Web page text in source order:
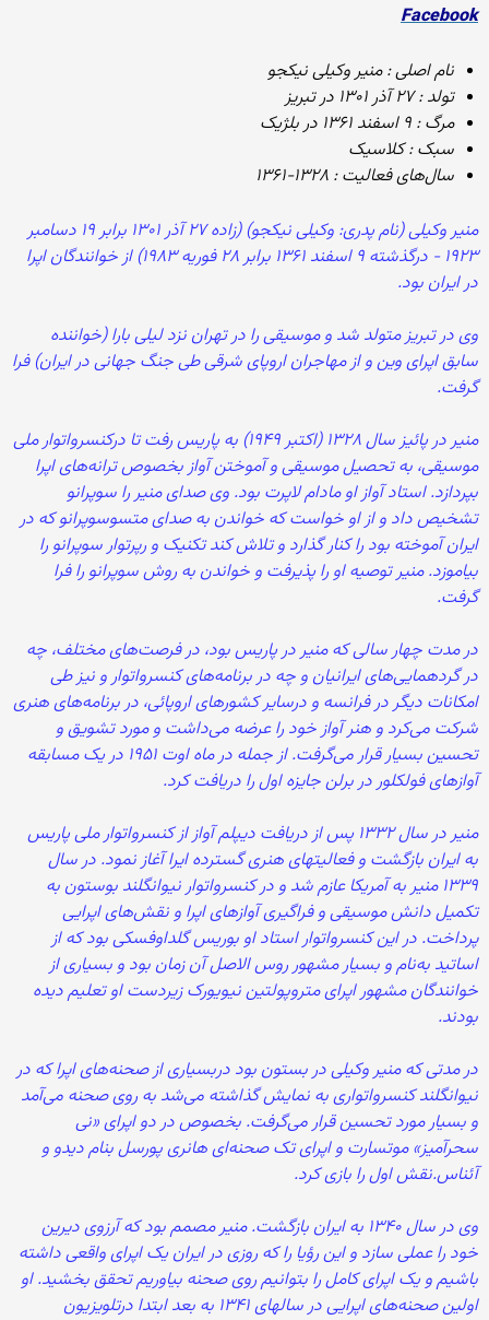
Facebook
نام اصلی : منیر وکیلی نیکجو
تولد : ۲۷ آذر ۱۳۰۱ در تبریز
مرگ : ۹ اسفند ۱۳۶۱ در بلژیک
سبک‌ : کلاسیک
سال‌های فعالیت : ۱۳۲۸-۱۳۶۱
منیر وکیلی (نام پدری: وکیلی نیکجو) (زاده ۲۷ آذر ۱۳۰۱ برابر ۱۹ دسامبر
۱۹۲۳ - درگذشته ۹ اسفند ۱۳۶۱ برابر ۲۸ فوریه ۱۹۸۳) از خوانندگان اپرا
در ایران بود.
وی در تبریز متولد شد و موسیقی را در تهران نزد لیلی بارا (خواننده
سابق اپرای وین و از مهاجران اروپای شرقی طی جنگ جهانی در ایران) فرا
گرفت.
منیر در پائیز سال ۱۳۲۸ (اکتبر ۱۹۴۹) به پاریس رفت تا درکنسرواتوار ملی
موسیقی، به تحصیل موسیقی و آموختن آواز بخصوص ترانه‌های اپرا
بپردازد. استاد آواز او مادام لاپرت بود. وی صدای منیر را سوپرانو
تشخیص داد و از او خواست که خواندن به صدای متسوسوپرانو که در
ایران آموخته بود را کنار گذارد و تلاش کند تکنیک و رپرتوار سوپرانو را
بیاموزد. منیر توصیه او را پذیرفت و خواندن به روش سوپرانو را فرا
گرفت.
در مدت چهار سالی که منیر در پاریس بود، در فرصت‌های مختلف، چه
در گردهمایی‌های ایرانیان و چه در برنامه‌های کنسرواتوار و نیز طی
امکانات دیگر در فرانسه و درسایر کشورهای اروپائی، در برنامه‌های هنری
شرکت می‌کرد و هنر آواز خود را عرضه می‌داشت و مورد تشویق و
تحسین بسیار قرار می‌گرفت. از جمله در ماه اوت ۱۹۵۱ در یک مسابقه
آوازهای فولکلور در برلن جایزه اول را دریافت کرد.
منیر در سال ۱۳۳۲ پس از دریافت دیپلم آواز از کنسرواتوار ملی پاریس
به ایران بازگشت و فعالیتهای هنری گسترده ایرا آغاز نمود. در سال
۱۳۳۹ منیر به آمریکا عازم شد و در کنسرواتوار نیوانگلند بوستون به
تکمیل دانش موسیقی و فراگیری آوازهای اپرا و نقش‌های اپرایی
پرداخت. در این کنسرواتوار استاد او بوریس گلداوفسکی بود که از
اساتید به‌نام و بسیار مشهور روس الاصل آن زمان بود و بسیاری از
خوانندگان مشهور اپرای متروپولتین نیویورک زیردست او تعلیم دیده
بودند.
در مدتی که منیر وکیلی در بستون بود دربسیاری از صحنه‌های اپرا که در
نیوانگلند کنسرواتواری به نمایش گذاشته می‌شد به روی صحنه می‌آمد
و بسیار مورد تحسین قرار می‌گرفت. بخصوص در دو اپرای «نی
سحرآمیز» موتسارت و اپرای تک صحنه‌ای هانری پورسل بنام دیدو و
آئناس.نقش اول را بازی کرد.
وی در سال ۱۳۴۰ به ایران بازگشت. منیر مصمم بود که آرزوی دیرین
خود را عملی سازد و این رؤیا را که روزی در ایران یک اپرای واقعی داشته
باشیم و یک اپرای کامل را بتوانیم روی صحنه بیاوریم تحقق بخشید. او
اولین صحنه‌های اپرایی در سالهای ۱۳۴۱ به بعد ابتدا درتلویزیون